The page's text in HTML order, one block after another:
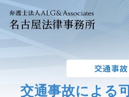
名古屋法律事務所
交通事故
交通事故による